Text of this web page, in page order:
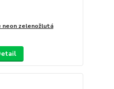
neon zelenožlutá